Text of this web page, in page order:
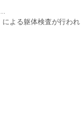
よる躯体検査が行われ